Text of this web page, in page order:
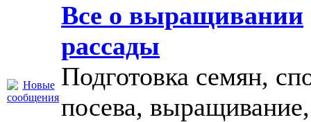
Все о выращивании
рассады
Подготовка семян,
посева,